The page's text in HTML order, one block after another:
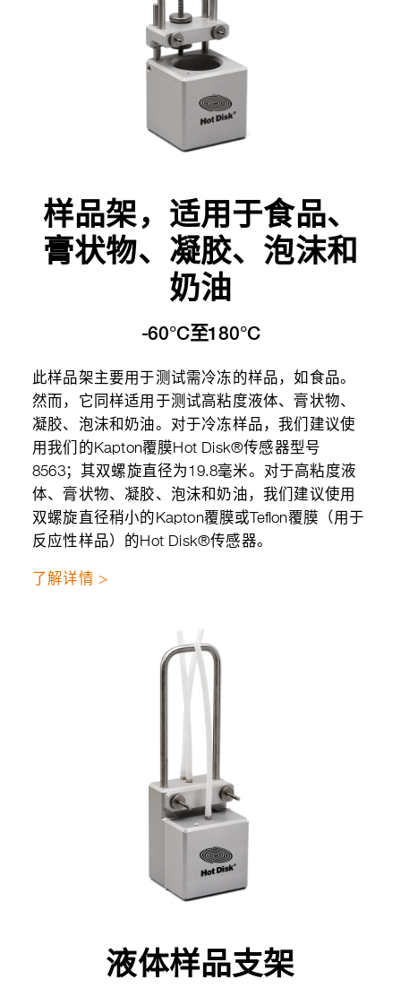
样品架，适用于食品、
膏状物、凝胶、泡沫和
奶油
-60°C至180°C
此样品架主要用于测试需冷冻的样品，如食品。
然而，它同样适用于测试高粘度液体、膏状物、
凝胶、泡沫和奶油。对于冷冻样品，我们建议使
用我们的Kapton覆膜Hot Disk®传感器型号
8563；其双螺旋直径为19.8毫米。对于高粘度液
体、膏状物、凝胶、泡沫和奶油，我们建议使用
双螺旋直径稍小的Kapton覆膜或Teflon覆膜（用于
反应性样品）的Hot Disk®传感器。
了解详情 >
液体样品支架